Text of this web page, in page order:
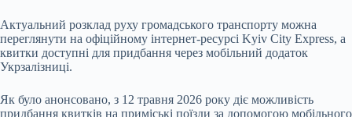
Актуальний розклад руху громадського транспорту можна
переглянути на офіційному інтернет-ресурсі Kyiv City Express, а
квитки доступні для придбання через мобільний додаток
Укрзалізниці.
Як було анонсовано, з 12 травня 2026 року діє можливість
придбання квитків на приміські поїзди за допомогою мобільного